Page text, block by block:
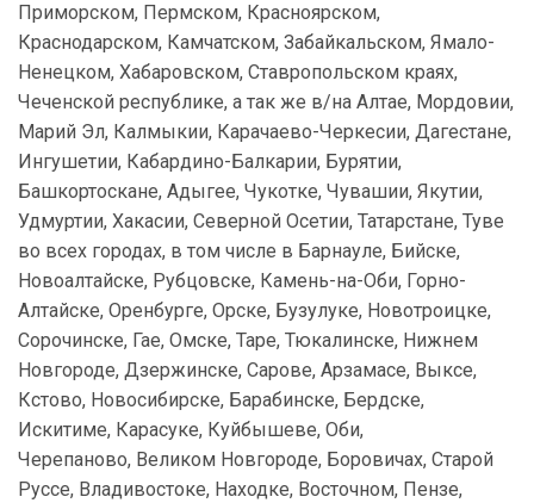
Приморском, Пермском, Красноярском,
Краснодарском, Камчатском, Забайкальском, Ямало-
Ненецком, Хабаровском, Ставропольском краях,
Чеченской республике, а так же в/на Алтае, Мордовии,
Марий Эл, Калмыкии, Карачаево-Черкесии, Дагестане,
Ингушетии, Кабардино-Балкарии, Бурятии,
Башкортоскане, Адыгее, Чукотке, Чувашии, Якутии,
Удмуртии, Хакасии, Северной Осетии, Татарстане, Туве
во всех городах, в том числе в Барнауле, Бийске,
Новоалтайске, Рубцовске, Камень-на-Оби, Горно-
Алтайске, Оренбурге, Орске, Бузулуке, Новотроицке,
Сорочинске, Гае, Омске, Таре, Тюкалинске, Нижнем
Новгороде, Дзержинске, Сарове, Арзамасе, Выксе,
Кстово, Новосибирске, Барабинске, Бердске,
Искитиме, Карасуке, Куйбышеве, Оби,
Черепаново, Великом Новгороде, Боровичах, Старой
Руссе, Владивостоке, Находке, Восточном, Пензе,